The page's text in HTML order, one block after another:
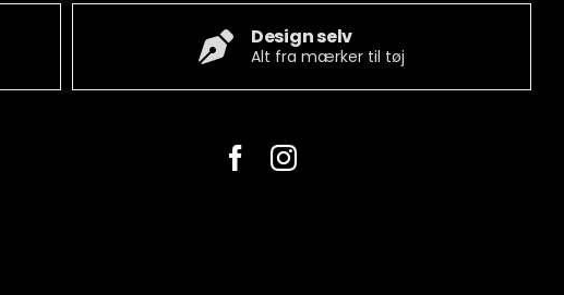
Design selv
Alt fra mærker til tøj